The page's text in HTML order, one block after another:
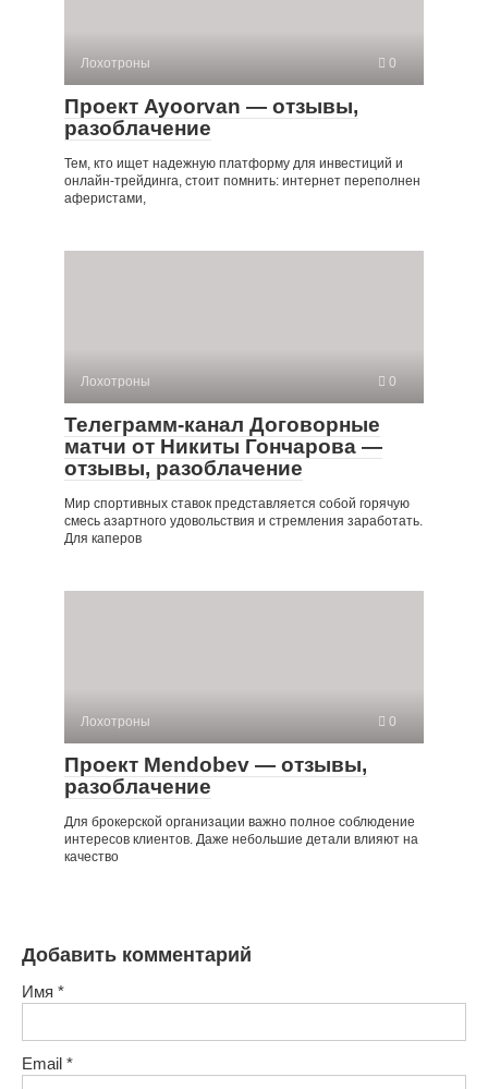
Лохотроны 0
Проект Ayoorvan — отзывы,
разоблачение
Тем, кто ищет надежную платформу для инвестиций и
онлайн-трейдинга, стоит помнить: интернет переполнен
аферистами,
Лохотроны 0
Телеграмм-канал Договорные
матчи от Никиты Гончарова —
отзывы, разоблачение
Мир спортивных ставок представляется собой горячую
смесь азартного удовольствия и стремления заработать.
Для каперов
Лохотроны 0
Проект Mendobev — отзывы,
разоблачение
Для брокерской организации важно полное соблюдение
интересов клиентов. Даже небольшие детали влияют на
качество
Добавить комментарий
Имя *
Email *